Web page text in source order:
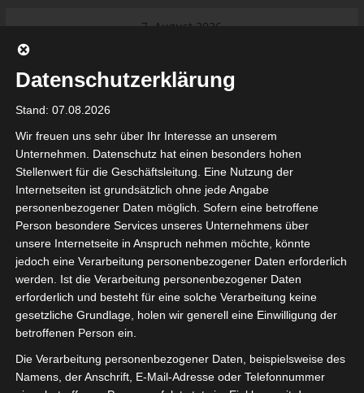
7. August 2026
beginnt am 22. und 23. August
2026 (Update)
Meisterschaft an
Ligue 1 Pro: Spielplan der ersten 15
Spieltage der Saison 2026/2027
Ligue 2 Pro Tunesien 2026/2027 –
Saison beginnt am am 19./20.
September 2026
Internationaler Sportgerichtshof
lehnt Eilverfahren ab – AS Soliman
steuert auf die Ligue 2 zu
tunesienfussball.de
Tunesien Ligafußball
von Google Adsense (Google Ireland Limited, Gordon House, Barrow
Ireland) benötigen wir laut DSGVO Ihre Zustimmung. Es werden seitens
Daten erhoben, verarbeitet und gespeichert. Welche Daten genau
bitte den Datenschutzbedingungen.
Google Adsenseist deaktiviert. ✓ Erlauben Datenschutzbedingungen
Datenschutzerklärung
Stand: 07.08.2026
Wir freuen uns sehr über Ihr Interesse an unserem
Unternehmen. Datenschutz hat einen besonders hohen
Stellenwert für die Geschäftsleitung. Eine Nutzung der
Internetseiten ist grundsätzlich ohne jede Angabe
personenbezogener Daten möglich. Sofern eine betroffene
Person besondere Services unseres Unternehmens über
unsere Internetseite in Anspruch nehmen möchte, könnte
jedoch eine Verarbeitung personenbezogener Daten erforderlich
werden. Ist die Verarbeitung personenbezogener Daten
erforderlich und besteht für eine solche Verarbeitung keine
gesetzliche Grundlage, holen wir generell eine Einwilligung der
betroffenen Person ein.
Die Verarbeitung personenbezogener Daten, beispielsweise des
Namens, der Anschrift, E-Mail-Adresse oder Telefonnummer